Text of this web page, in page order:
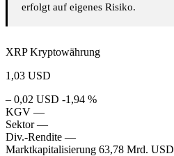
erfolgt auf eigenes Risiko.
XRP Kryptowährung
1,03 USD
– 0,02 USD -1,94 %
KGV —
Sektor —
Div.-Rendite —
Marktkapitalisierung 63,78 Mrd. USD